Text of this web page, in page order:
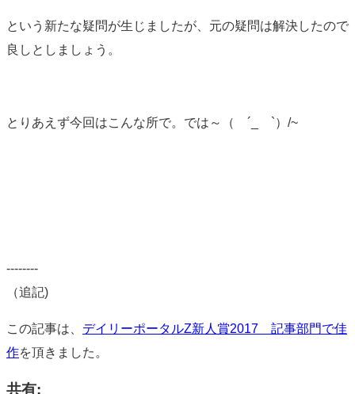
という新たな疑問が生じましたが、元の疑問は解決したので
良しとしましょう。
とりあえず今回はこんな所で。では～（ ´_ゝ`）/~
--------
（追記)
この記事は、 デイリーポータルZ新人賞2017 記事部門で佳
作を頂きました。
共有: